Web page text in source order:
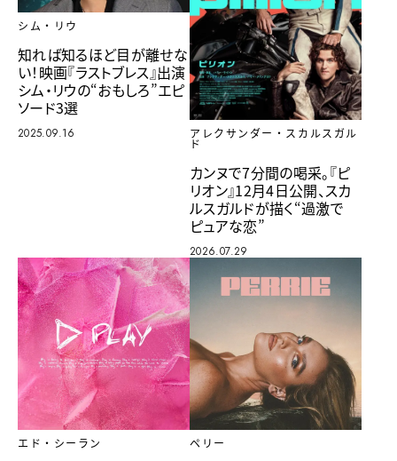
シム・リウ
知れば知るほど目が離せな
い！映画『ラストブレス』出演
シム・リウの“おもしろ”エピ
ソード3選
2025.09.16 アレクサンダー・スカルスガル
ド
カンヌで7分間の喝采。『ピ
リオン』12月4日公開、スカ
ルスガルドが描く“過激で
ピュアな恋”
2026.07.29
エド・シーラン ペリー